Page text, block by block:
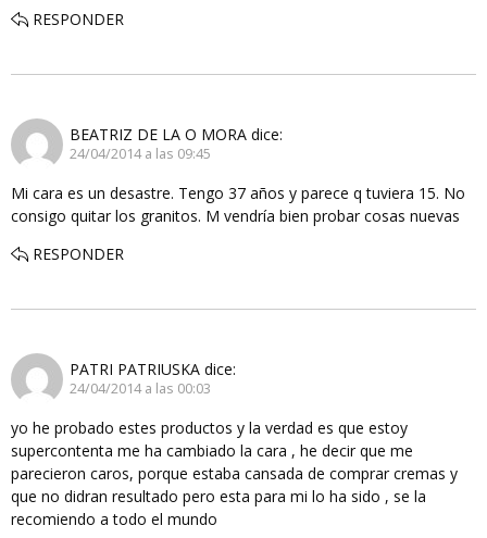
RESPONDER
BEATRIZ DE LA O MORA dice:
24/04/2014 a las 09:45
Mi cara es un desastre. Tengo 37 años y parece q tuviera 15. No
consigo quitar los granitos. M vendría bien probar cosas nuevas
RESPONDER
PATRI PATRIUSKA dice:
24/04/2014 a las 00:03
yo he probado estes productos y la verdad es que estoy
supercontenta me ha cambiado la cara , he decir que me
parecieron caros, porque estaba cansada de comprar cremas y
que no didran resultado pero esta para mi lo ha sido , se la
recomiendo a todo el mundo